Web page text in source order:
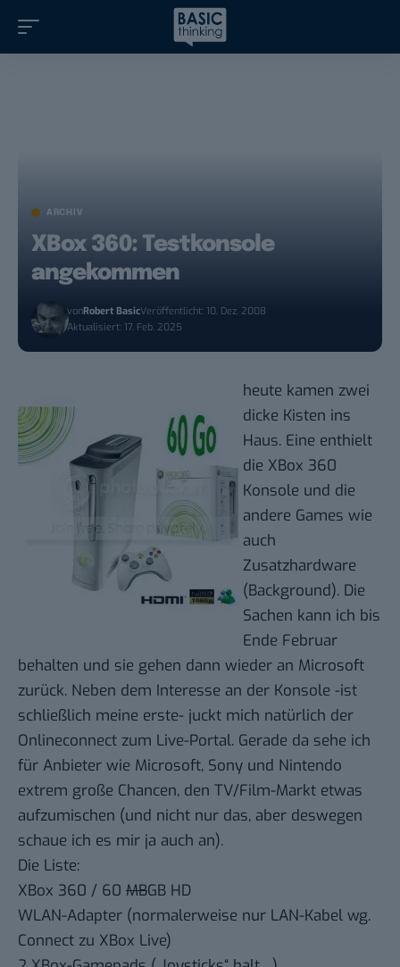
ARCHIV
XBox 360: Testkonsole
angekommen
vonRobert BasicVeröffentlicht: 10. Dez. 2008
Aktualisiert: 17. Feb. 2025
heute kamen zwei
dicke Kisten ins
Haus. Eine enthielt
die XBox 360
Konsole und die
andere Games wie
auch
Zusatzhardware
(Background). Die
Sachen kann ich bis
Ende Februar
behalten und sie gehen dann wieder an Microsoft
zurück. Neben dem Interesse an der Konsole -ist
schließlich meine erste- juckt mich natürlich der
Onlineconnect zum Live-Portal. Gerade da sehe ich
für Anbieter wie Microsoft, Sony und Nintendo
extrem große Chancen, den TV/Film-Markt etwas
aufzumischen (und nicht nur das, aber deswegen
schaue ich es mir ja auch an).
Die Liste:
XBox 360 / 60 MBGB HD
WLAN-Adapter (normalerweise nur LAN-Kabel wg.
Connect zu XBox Live)